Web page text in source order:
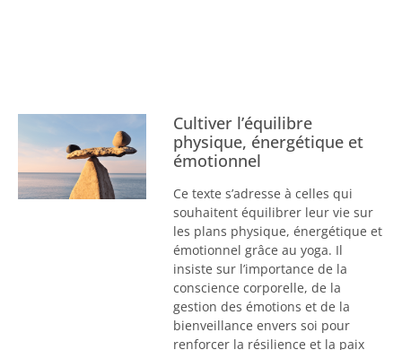
Cultiver l’équilibre
physique, énergétique et
émotionnel
Ce texte s’adresse à celles qui
souhaitent équilibrer leur vie sur
les plans physique, énergétique et
émotionnel grâce au yoga. Il
insiste sur l’importance de la
conscience corporelle, de la
gestion des émotions et de la
bienveillance envers soi pour
renforcer la résilience et la paix